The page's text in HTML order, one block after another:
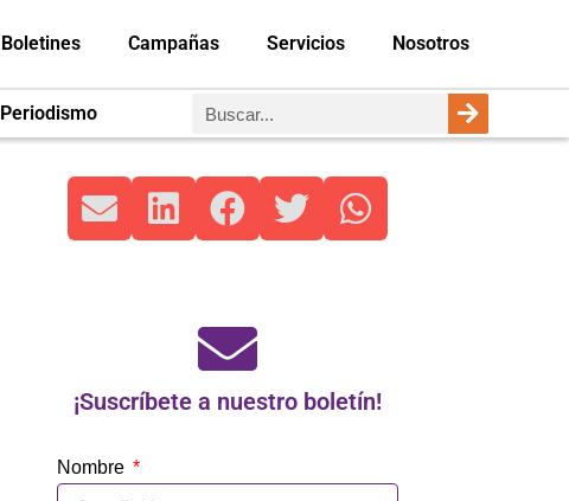
Boletines Campañas Servicios Nosotros
Periodismo
¡Suscríbete a nuestro boletín!
Nombre